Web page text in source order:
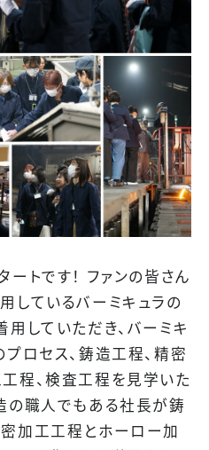
ートです！ ファンの皆さん
しているバーミキュラの
用していただき、バーミキ
ロセス、鋳造工程、精密
程、検査工程を見学いた
の職人でもある社長が鋳
加工工程とホーロー加